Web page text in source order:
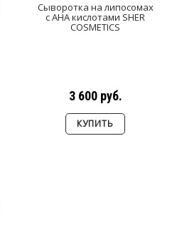
Сыворотка на липосомах
с АНА кислотами SHER
COSMETICS
3 600 руб.
КУПИТЬ